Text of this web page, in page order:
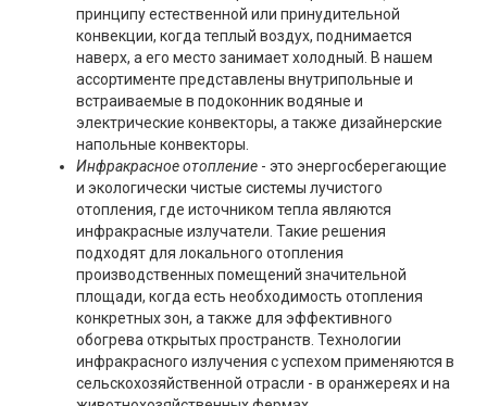
принципу естественной или принудительной
конвекции, когда теплый воздух, поднимается
наверх, а его место занимает холодный. В нашем
ассортименте представлены внутрипольные и
встраиваемые в подоконник водяные и
электрические конвекторы, а также дизайнерские
напольные конвекторы.
Инфракрасное отопление - это энергосберегающие
и экологически чистые системы лучистого
отопления, где источником тепла являются
инфракрасные излучатели. Такие решения
подходят для локального отопления
производственных помещений значительной
площади, когда есть необходимость отопления
конкретных зон, а также для эффективного
обогрева открытых пространств. Технологии
инфракрасного излучения с успехом применяются в
сельскохозяйственной отрасли - в оранжереях и на